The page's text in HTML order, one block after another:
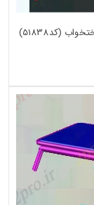
(کد51838)